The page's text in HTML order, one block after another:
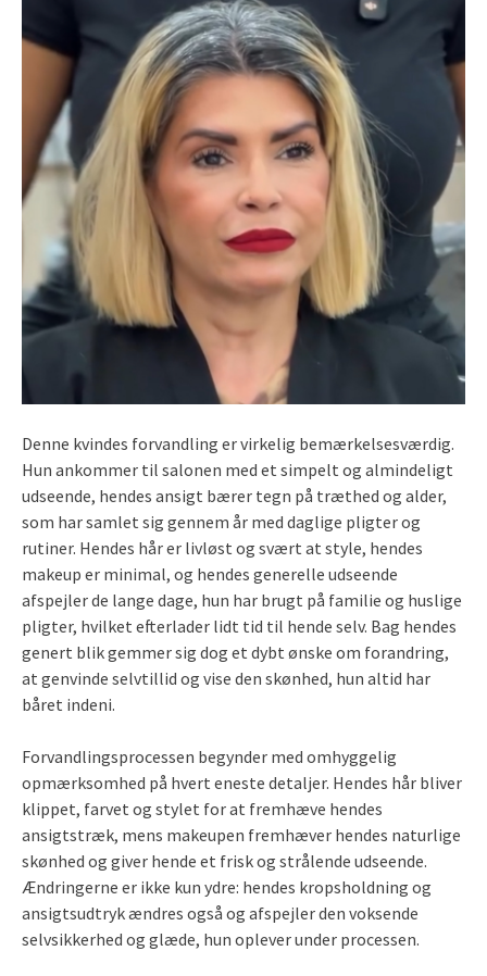
Denne kvindes forvandling er virkelig bemærkelsesværdig.
Hun ankommer til salonen med et simpelt og almindeligt
udseende, hendes ansigt bærer tegn på træthed og alder,
som har samlet sig gennem år med daglige pligter og
rutiner. Hendes hår er livløst og svært at style, hendes
makeup er minimal, og hendes generelle udseende
afspejler de lange dage, hun har brugt på familie og huslige
pligter, hvilket efterlader lidt tid til hende selv. Bag hendes
genert blik gemmer sig dog et dybt ønske om forandring,
at genvinde selvtillid og vise den skønhed, hun altid har
båret indeni.
Forvandlingsprocessen begynder med omhyggelig
opmærksomhed på hvert eneste detaljer. Hendes hår bliver
klippet, farvet og stylet for at fremhæve hendes
ansigtstræk, mens makeupen fremhæver hendes naturlige
skønhed og giver hende et frisk og strålende udseende.
Ændringerne er ikke kun ydre: hendes kropsholdning og
ansigtsudtryk ændres også og afspejler den voksende
selvsikkerhed og glæde, hun oplever under processen.